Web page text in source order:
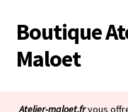
Aller
à
la
Aller
au
contenu
Boutique
Maloet
Atelier-maloet.frvous